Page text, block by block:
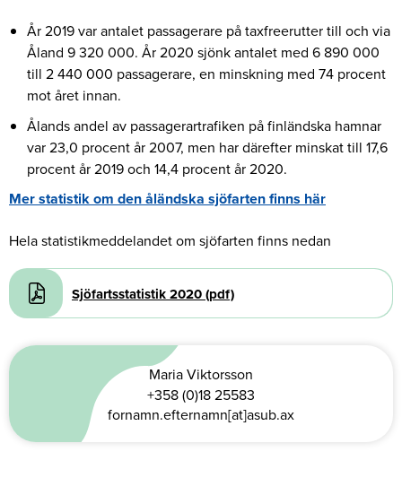
År 2019 var antalet passagerare på taxfreerutter till och via
Åland 9 320 000. År 2020 sjönk antalet med 6 890 000
till 2 440 000 passagerare, en minskning med 74 procent
mot året innan.
Ålands andel av passagerartrafiken på finländska hamnar
var 23,0 procent år 2007, men har därefter minskat till 17,6
procent år 2019 och 14,4 procent år 2020.
Mer statistik om den åländska sjöfarten finns här
Hela statistikmeddelandet om sjöfarten finns nedan
Document
Sjöfartsstatistik 2020 (pdf)
Maria Viktorsson
+358 (0)18 25583
fornamn.efternamn[at]asub.ax